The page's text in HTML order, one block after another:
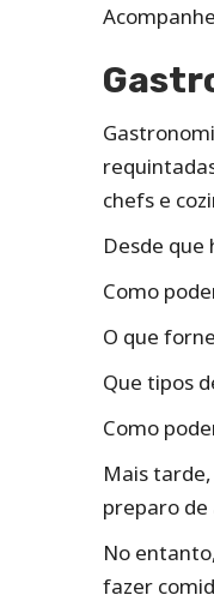
chefs e
Desde
Como
O que
Que tipos
Como
Mais
preparo
No
fazer